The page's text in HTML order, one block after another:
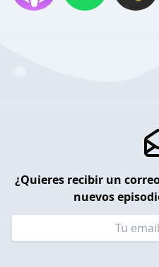
¿Quieres recibir un
nuevos